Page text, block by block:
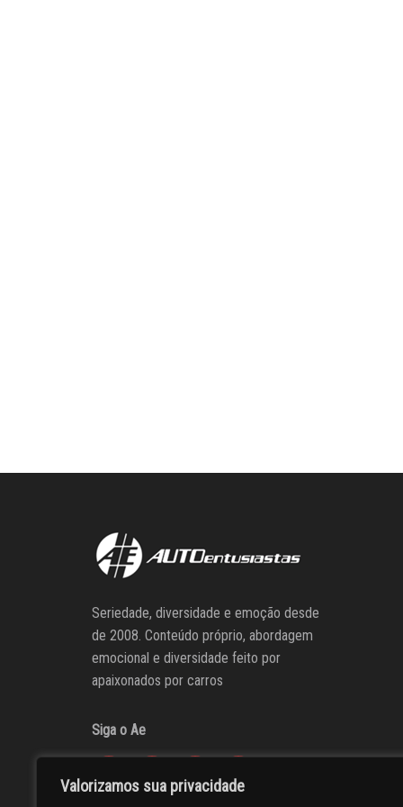
Valorizamos sua privacidade
Seriedade, diversidade e emoção desde
de 2008. Conteúdo próprio, abordagem
emocional e diversidade feito por
apaixonados por carros
Siga o Ae